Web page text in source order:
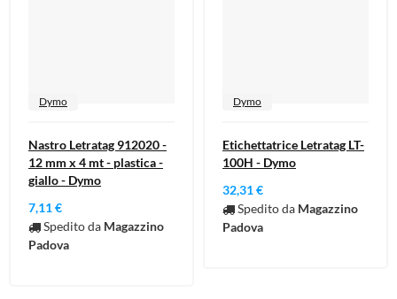
Dymo
Nastro Letratag 912020 -
12 mm x 4 mt - plastica -
giallo - Dymo
7,11 €
Spedito da Magazzino
Padova
Dymo
Etichettatrice Letratag LT-
100H - Dymo
32,31 €
Spedito da Magazzino
Padova